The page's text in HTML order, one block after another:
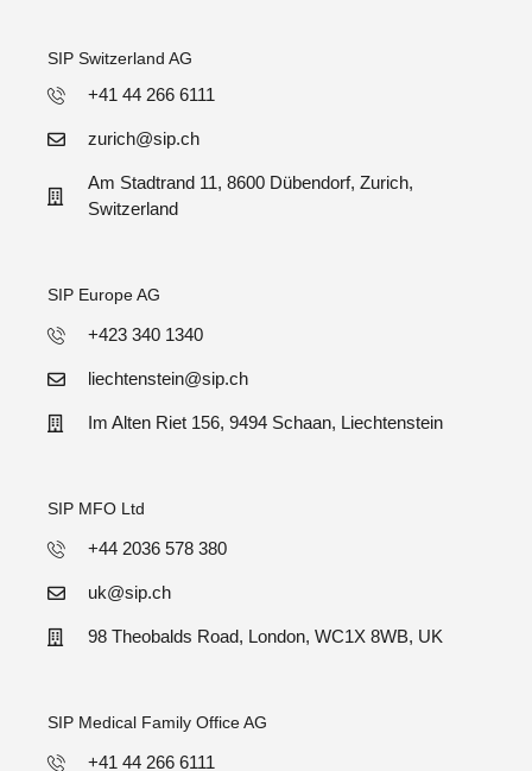
SIP Switzerland AG
+41 44 266 6111
zurich@sip.ch
Am Stadtrand 11, 8600 Dübendorf, Zurich,
Switzerland
SIP Europe AG
+423 340 1340
liechtenstein@sip.ch
Im Alten Riet 156, 9494 Schaan, Liechtenstein
SIP MFO Ltd
+44 2036 578 380
uk@sip.ch
98 Theobalds Road, London, WC1X 8WB, UK
SIP Medical Family Office AG
+41 44 266 6111